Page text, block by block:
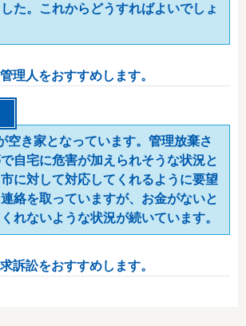
た。これからどうすればよいでしょ
理人をおすすめします。
空き家となっています。管理放棄さ
自宅に危害が加えられそうな状況と
に対して対応してくれるように要望
絡を取っていますが、お金がないと
れないような状況が続いています。
訴訟をおすすめします。